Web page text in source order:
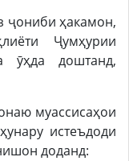
ҳакамон,
Ҷумҳурии
ӯҳда доштанд,
муассисаҳои
истеъдоди
доданд: